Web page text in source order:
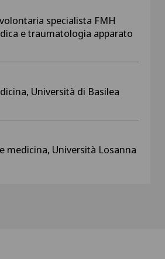
specialista FMH
e traumatologia apparato
Università di Basilea
medicina, Università Losanna